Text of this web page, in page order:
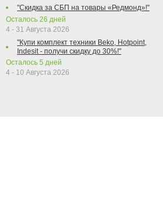
"Скидка за СБП на товары «Редмонд»!"
Осталось 26 дней
4 - 31 Августа 2026
"Купи комплект техники Beko, Hotpoint,
Indesit - получи скидку до 30%!"
Осталось 5 дней
4 - 10 Августа 2026